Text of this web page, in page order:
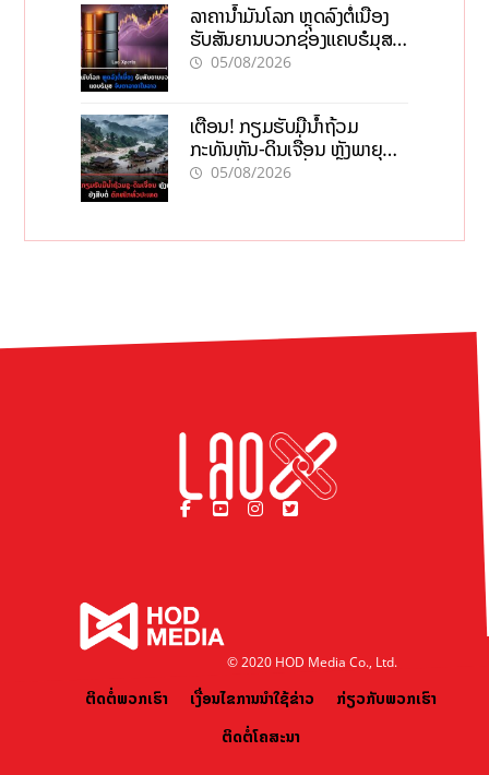
ລາຄານ້ຳມັນໂລກ ຫຼຸດລົງຕໍ່ເນື່ອງ
ຮັບສັນຍານບວກຊ່ອງແຄບຮໍມຸສ
ຈັບຕາລາຄາໃນລາວ
05/08/2026
ເຕືອນ! ກຽມຮັບມືນໍ້າຖ້ວມ
ກະທັນຫັນ-ດິນເຈື່ອນ ຫຼັງພາຍຸຝົນ
ຍັງສືບຕໍ່ຕົກໜັກທົ່ວປະເທດ
05/08/2026
© 2020 HOD Media Co., Ltd.
ຕິດຕໍ່ພວກເຮົາ ເງື່ອນໄຂການນຳໃຊ້ຂ່າວ
ກ່ຽວກັບພວກເຮົາ
ຕິດຕໍ່ໂຄສະນາ